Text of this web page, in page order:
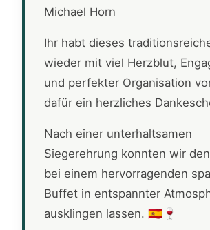
Michael Horn
Ihr habt dieses
wieder mit viel Herzblut,
und perfekter Organisation
dafür ein herzliches
Nach einer unterhaltsamen
Siegerehrung konnten wir
bei einem hervorragenden
Buffet in entspannter
ausklingen lassen. 🇪🇸🍷